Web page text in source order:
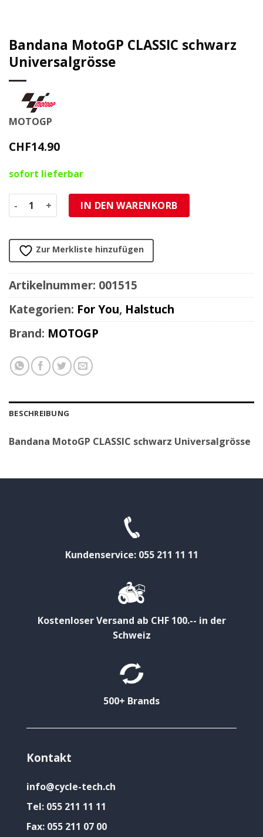
Bandana MotoGP CLASSIC schwarz
Universalgrösse
MOTOGP
CHF14.90
sofort lieferbar
Bandana MotoGP CLASSIC schwarz Universalgrösse Menge
IN DEN WARENKORB
Zur Merkliste hinzufügen
Artikelnummer: 001515
Kategorien: For You, Halstuch
Brand: MOTOGP
BESCHREIBUNG
Bandana MotoGP CLASSIC schwarz Universalgrösse
Kundenservice: 055 211 11 11
Kostenloser Versand ab CHF 100.-- in der
Schweiz
500+ Brands
Kontakt
info@cycle-tech.ch
Tel: 055 211 11 11
Fax: 055 211 07 00